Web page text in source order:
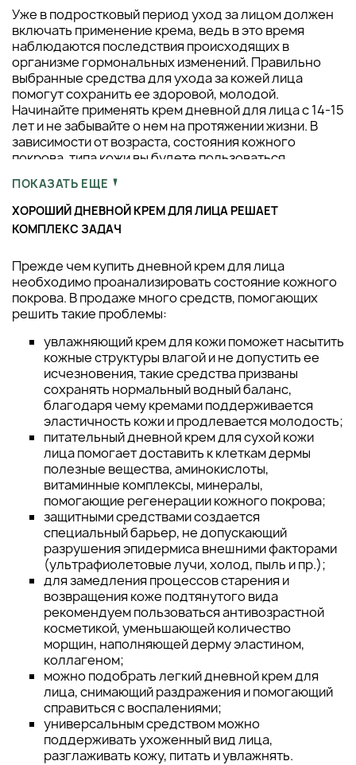
Уже в подростковый период уход за лицом должен
включать применение крема, ведь в это время
наблюдаются последствия происходящих в
организме гормональных изменений. Правильно
выбранные средства для ухода за кожей лица
помогут сохранить ее здоровой, молодой.
Начинайте применять крем дневной для лица с 14-15
лет и не забывайте о нем на протяжении жизни. В
зависимости от возраста, состояния кожного
покрова, типа кожи вы будете пользоваться
ХОРОШИЙ ДНЕВНОЙ КРЕМ ДЛЯ ЛИЦА РЕШАЕТ
КОМПЛЕКС ЗАДАЧ
Прежде чем купить дневной крем для лица
необходимо проанализировать состояние кожного
покрова. В продаже много средств, помогающих
решить такие проблемы:
увлажняющий крем для кожи поможет насытить
кожные структуры влагой и не допустить ее
исчезновения, такие средства призваны
сохранять нормальный водный баланс,
благодаря чему кремами поддерживается
эластичность кожи и продлевается молодость;
питательный дневной крем для сухой кожи
лица помогает доставить к клеткам дермы
полезные вещества, аминокислоты,
витаминные комплексы, минералы,
помогающие регенерации кожного покрова;
защитными средствами создается
специальный барьер, не допускающий
разрушения эпидермиса внешними факторами
(ультрафиолетовые лучи, холод, пыль и пр.);
для замедления процессов старения и
возвращения коже подтянутого вида
рекомендуем пользоваться антивозрастной
косметикой, уменьшающей количество
морщин, наполняющей дерму эластином,
коллагеном;
можно подобрать легкий дневной крем для
лица, снимающий раздражения и помогающий
справиться с воспалениями;
универсальным средством можно
поддерживать ухоженный вид лица,
разглаживать кожу, питать и увлажнять.
ПОКАЗАТЬ ЕЩЕ